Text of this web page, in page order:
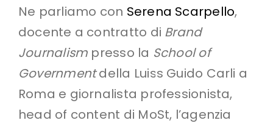
Ne parliamo con Serena Scarpello,
docente a contratto di Brand
Journalism presso la School of
Governmentdella Luiss Guido Carli a
Roma e giornalista professionista,
head of content di MoSt, l’agenzia